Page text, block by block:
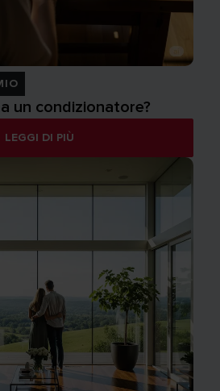
un condizionatore?
LEGGI DI PIÙ